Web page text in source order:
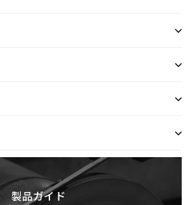
製品ガイド